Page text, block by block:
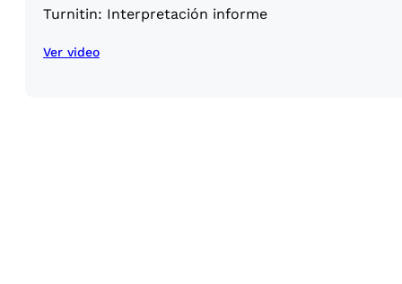
Turnitin: Interpretación informe
Ver video